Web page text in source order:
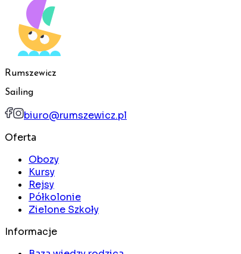
Rumszewicz
Sailing
biuro@rumszewicz.pl
Oferta
Obozy
Kursy
Rejsy
Półkolonie
Zielone Szkoły
Informacje